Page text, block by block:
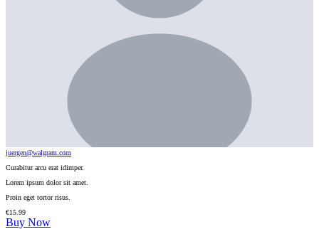
juergen@walgram.com
Curabitur arcu erat idimper.
Lorem ipsum dolor sit amet.
Proin eget tortor risus.
€15.99
Buy Now